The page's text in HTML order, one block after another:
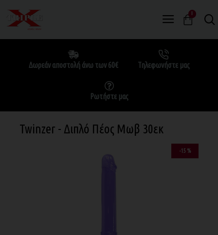
0
Δωρεάν αποστολή άνω των 60€ Τηλεφωνήστε μας
Ρωτήστε μας
Twinzer - Διπλό Πέος Μωβ 30εκ
-15 %